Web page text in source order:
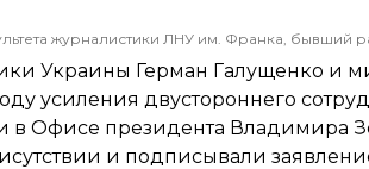
журналистики ЛНУ им. Франка, бывший
Украины Герман Галущенко и
усиления двустороннего
в Офисе президента Владимира
и подписывали